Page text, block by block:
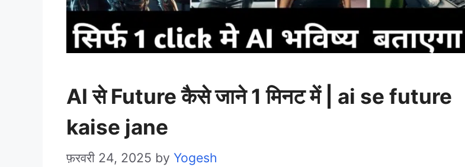
AI से Future कैसे जाने 1 मिनट में | ai se future
kaise jane
फ़रवरी 24, 2025 by Yogesh